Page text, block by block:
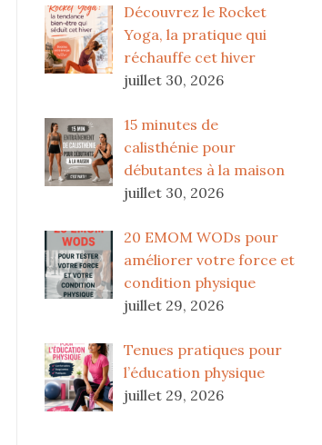
Découvrez le Rocket
Yoga, la pratique qui
réchauffe cet hiver
juillet 30, 2026
15 minutes de
calisthénie pour
débutantes à la maison
juillet 30, 2026
20 EMOM WODs pour
améliorer votre force et
condition physique
juillet 29, 2026
Tenues pratiques pour
l’éducation physique
juillet 29, 2026